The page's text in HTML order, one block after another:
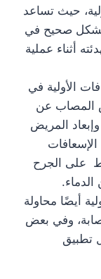
حيث تساعد
بشكل صحيح في
أثناء عملية
الأولية في
المصاب عن
المريض
على الجرح
أيضًا محاولة
وفي بعض
تطبيق